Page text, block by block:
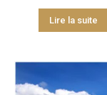
Lire la suite